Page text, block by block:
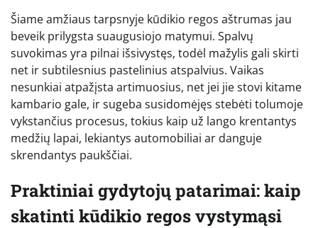
Šiame amžiaus tarpsnyje kūdikio regos aštrumas jau
beveik prilygsta suaugusiojo matymui. Spalvų
suvokimas yra pilnai išsivystęs, todėl mažylis gali skirti
net ir subtilesnius pastelinius atspalvius. Vaikas
nesunkiai atpažįsta artimuosius, net jei jie stovi kitame
kambario gale, ir sugeba susidomėjęs stebėti tolumoje
vykstančius procesus, tokius kaip už lango krentantys
medžių lapai, lekiantys automobiliai ar danguje
skrendantys paukščiai.
Praktiniai gydytojų patarimai: kaip
skatinti kūdikio regos vystymąsi